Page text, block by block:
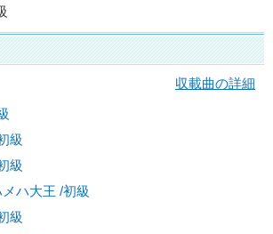
収載曲の詳細
級
級
ハ大王 /初級
級